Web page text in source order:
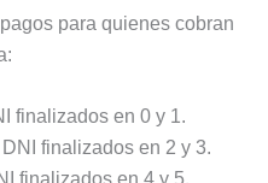
para quienes cobran
finalizados en 0 y 1.
finalizados en 2 y 3.